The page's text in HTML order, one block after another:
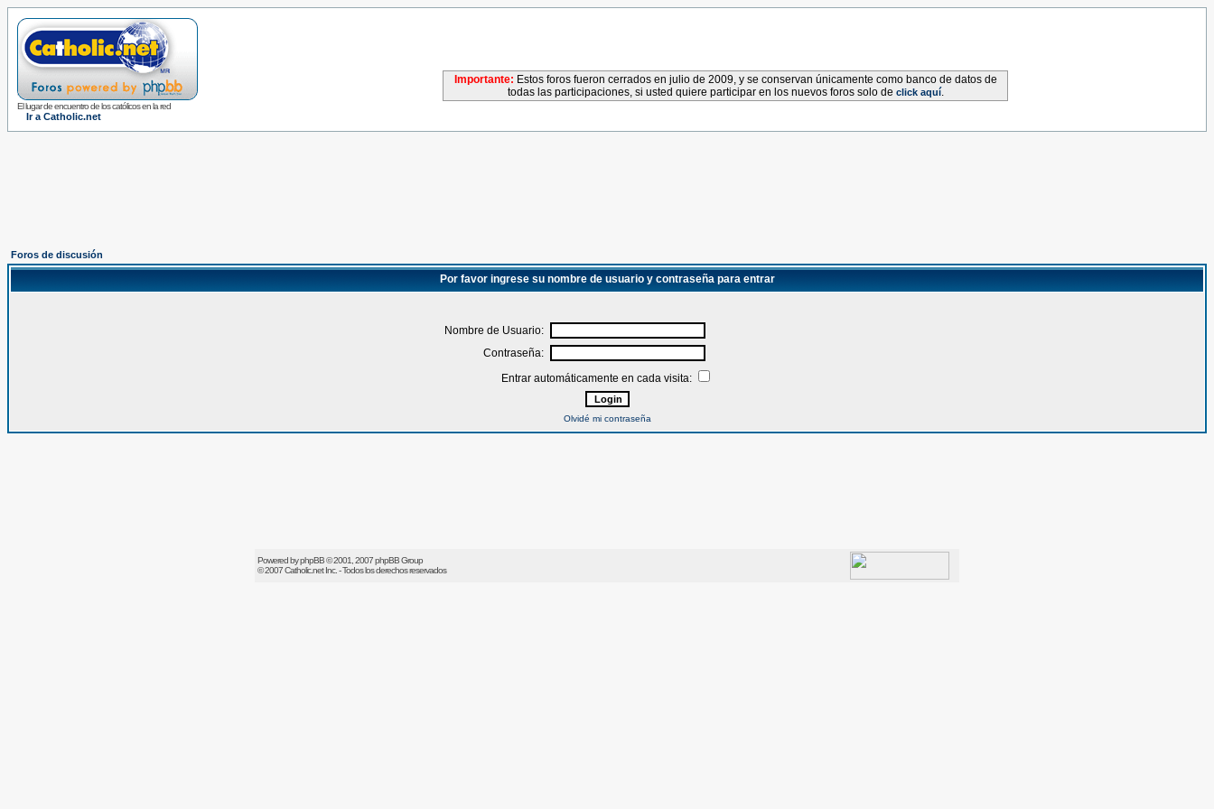
El lugar de encuentro de los católicos en la red
Ir a Catholic.net
Importante: Estos foros fueron cerrados en julio de 2009, y se conservan únicamente como banco de datos de
todas las participaciones, si usted quiere participar en los nuevos foros solo de click aquí.
Foros de discusión
Por favor ingrese su nombre de usuario y contraseña para entrar
Nombre de Usuario:
Contraseña:
Entrar automáticamente en cada visita:
Olvidé mi contraseña
Powered byphpBB© 2001, 2007 phpBB Group
© 2007Catholic.netInc. - Todos los derechos reservados